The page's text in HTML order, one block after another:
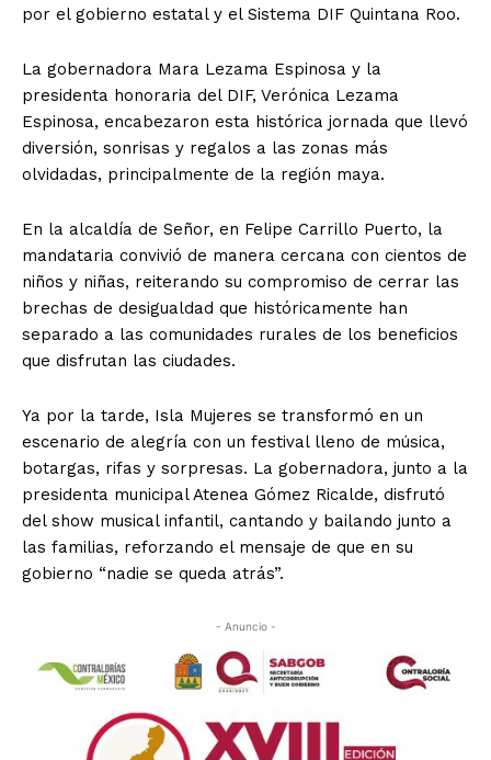
por el gobierno estatal y el Sistema DIF Quintana Roo.
La gobernadora Mara Lezama Espinosa y la
presidenta honoraria del DIF, Verónica Lezama
Espinosa, encabezaron esta histórica jornada que llevó
diversión, sonrisas y regalos a las zonas más
olvidadas, principalmente de la región maya.
En la alcaldía de Señor, en Felipe Carrillo Puerto, la
mandataria convivió de manera cercana con cientos de
niños y niñas, reiterando su compromiso de cerrar las
brechas de desigualdad que históricamente han
separado a las comunidades rurales de los beneficios
que disfrutan las ciudades.
Ya por la tarde, Isla Mujeres se transformó en un
escenario de alegría con un festival lleno de música,
botargas, rifas y sorpresas. La gobernadora, junto a la
presidenta municipal Atenea Gómez Ricalde, disfrutó
del show musical infantil, cantando y bailando junto a
las familias, reforzando el mensaje de que en su
gobierno “nadie se queda atrás”.
- Anuncio -